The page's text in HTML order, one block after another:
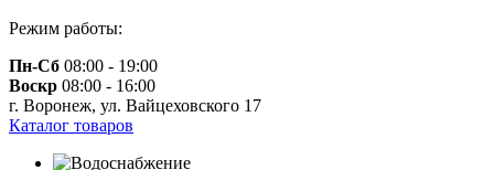
Режим работы:
Пн-Сб 08:00 - 19:00
Воскр 08:00 - 16:00
г. Воронеж, ул. Вайцеховского 17
Каталог товаров